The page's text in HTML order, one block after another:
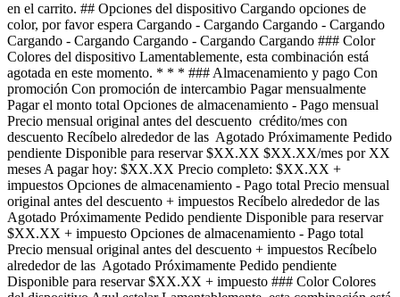
en el carrito. ## Opciones del dispositivo Cargando opciones de
color, por favor espera Cargando - Cargando Cargando - Cargando
Cargando - Cargando Cargando - Cargando Cargando ### Color
Colores del dispositivo Lamentablemente, esta combinación está
agotada en este momento. * * * ### Almacenamiento y pago Con
promoción Con promoción de intercambio Pagar mensualmente
Pagar el monto total Opciones de almacenamiento - Pago mensual
Precio mensual original antes del descuento crédito/mes con
descuento Recíbelo alrededor de las Agotado Próximamente Pedido
pendiente Disponible para reservar $XX.XX $XX.XX/mes por XX
meses A pagar hoy: $XX.XX Precio completo: $XX.XX +
impuestos Opciones de almacenamiento - Pago total Precio mensual
original antes del descuento + impuestos Recíbelo alrededor de las
Agotado Próximamente Pedido pendiente Disponible para reservar
$XX.XX + impuesto Opciones de almacenamiento - Pago total
Precio mensual original antes del descuento + impuestos Recíbelo
alrededor de las Agotado Próximamente Pedido pendiente
Disponible para reservar $XX.XX + impuesto ### Color Colores